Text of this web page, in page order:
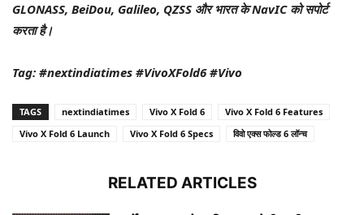
GLONASS, BeiDou, Galileo, QZSS और भारत के NavIC को सपोर्ट
करता है।
Tag: #nextindiatimes #VivoXFold6 #Vivo
TAGS nextindiatimes Vivo X Fold 6
Vivo X Fold 6 Features
Vivo X Fold 6 Launch
Vivo X Fold 6 Specs विवो एक्स फोल्ड 6 लॉन्च
RELATED ARTICLES